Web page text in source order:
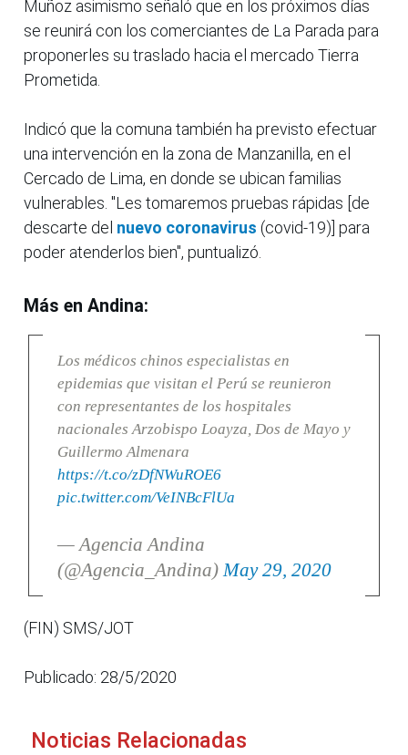
Muñoz asimismo señaló que en los próximos días
se reunirá con los comerciantes de La Parada para
proponerles su traslado hacia el mercado Tierra
Prometida.
Indicó que la comuna también ha previsto efectuar
una intervención en la zona de Manzanilla, en el
Cercado de Lima, en donde se ubican familias
vulnerables. "Les tomaremos pruebas rápidas [de
descarte del nuevo coronavirus (covid-19)] para
poder atenderlos bien", puntualizó.
Más en Andina:
Los médicos chinos especialistas en
epidemias que visitan el Perú se reunieron
con representantes de los hospitales
nacionales Arzobispo Loayza, Dos de Mayo y
Guillermo Almenara
https://t.co/zDfNWuROE6
pic.twitter.com/VeINBcFlUa
— Agencia Andina
(@Agencia_Andina) May 29, 2020
(FIN) SMS/JOT
Publicado: 28/5/2020
Noticias Relacionadas